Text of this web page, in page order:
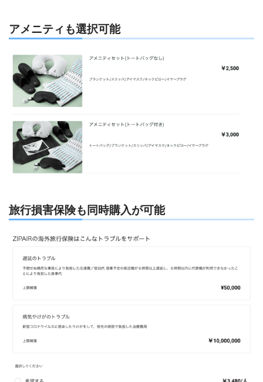
アメニティも選択可能
旅行損害保険も同時購入が可能